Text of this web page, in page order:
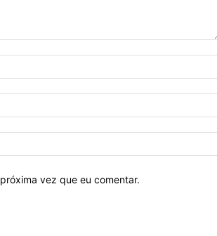
vez que eu comentar.